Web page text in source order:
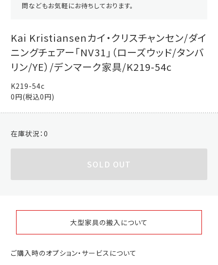
問などもお気軽にお待ちしております。
Kai Kristiansenカイ・クリスチャンセン/ダイ
ニングチェアー「NV31」（ローズウッド/タンバ
リン/YE）/デンマーク家具/K219-54c
K219-54c
0円(税込0円)
在庫状況：0
SOLD OUT
大型家具の搬入について
ご購入時のオプション・サービスについて